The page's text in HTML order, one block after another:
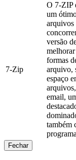
7-Zip
O 7-ZIP
um
arquivos
versão
formas
arquivo,
espaço
email,
também
Fechar